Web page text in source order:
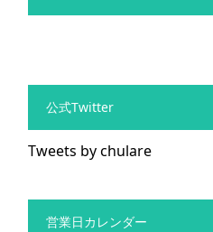
公式Twitter
Tweets by chulare
営業日カレンダー